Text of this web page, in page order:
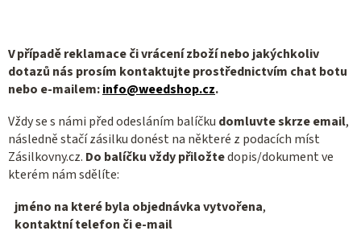
V případě reklamace či vrácení zboží nebo jakýchkoliv
dotazů nás prosím kontaktujte prostřednictvím chat botu
nebo e-mailem:info@weedshop.cz.
Vždy se s námi před odesláním balíčku domluvte skrze email,
následně stačí zásilku donést na některé z podacích míst
Zásilkovny.cz. Do balíčku vždy přiložtedopis/dokument ve
kterém nám sdělíte:
jméno na které byla objednávka vytvořena,
kontaktní telefon či e-mail